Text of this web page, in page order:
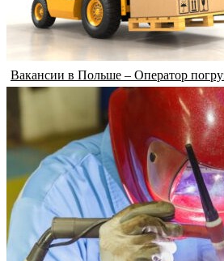
Вакансии в Польше – Оператор